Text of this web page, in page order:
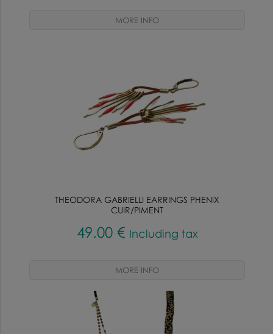
THEODORA GABRIELLI EARRINGS PHENIX
CUIR/PIMENT
49.00 € Including tax